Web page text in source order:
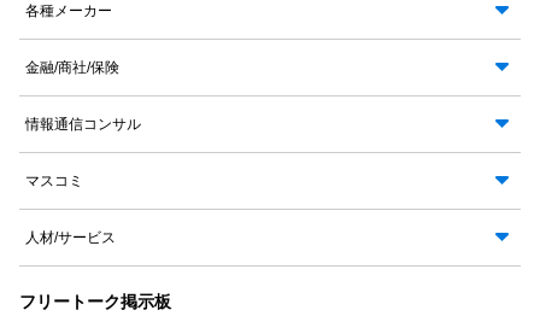
各種メーカー
金融/商社/保険
情報通信コンサル
マスコミ
人材/サービス
フリートーク掲示板